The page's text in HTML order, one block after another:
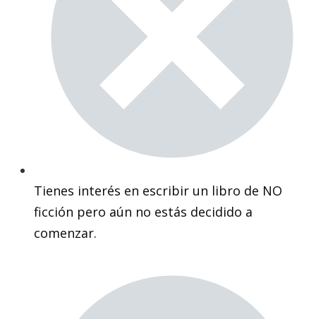
Tienes interés en escribir un libro de NO
ficción pero aún no estás decidido a
comenzar.